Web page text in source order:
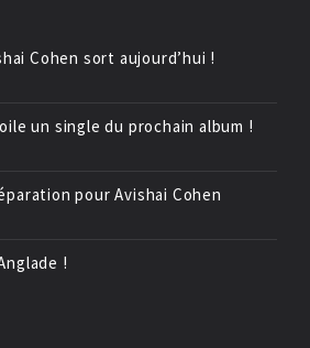
Cohen sort aujourd’hui !
un single du prochain album !
pour Avishai Cohen
!